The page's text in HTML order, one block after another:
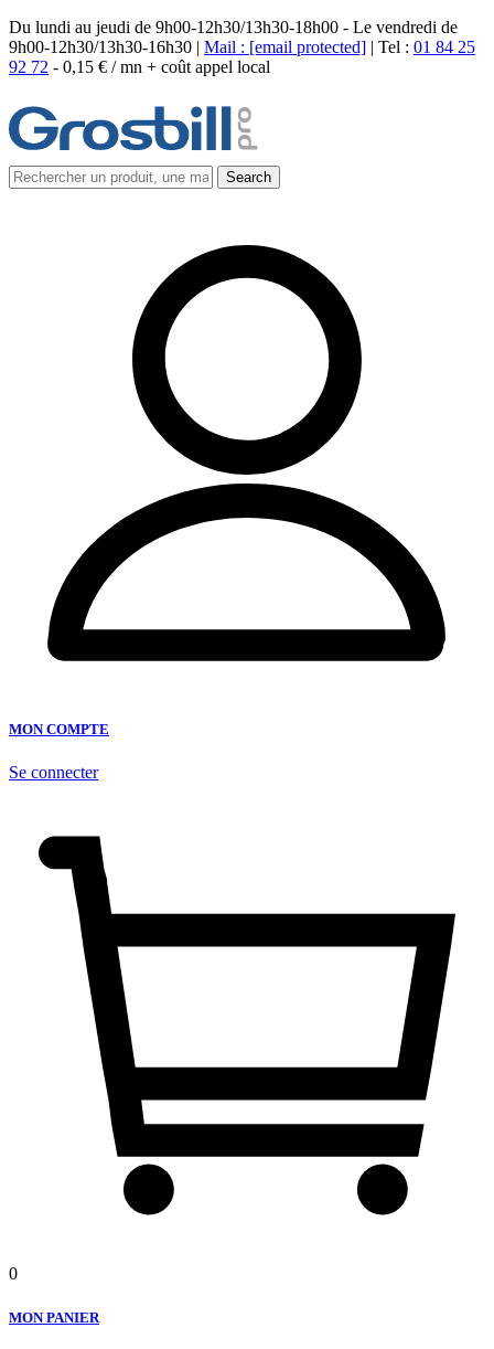
Du lundi au jeudi de 9h00-12h30/13h30-18h00 - Le vendredi de
9h00-12h30/13h30-16h30 | Mail : [email protected] | Tel : 01 84 25
92 72 - 0,15 € / mn + coût appel local
MON COMPTE
Se connecter
0
MON PANIER